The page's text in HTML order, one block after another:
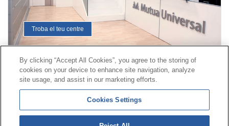
Troba el teu centre
Contacte |Perfil del contractant|Reclamacions
Línia Universal 900 203 203|Zona Privada Comissió de
Prestacions Especials|Zona Privada Proveïdor Sanitari
By clicking “Accept All Cookies”, you agree to the storing of
cookies on your device to enhance site navigation, analyze
site usage, and assist in our marketing efforts.
Cookies Settings